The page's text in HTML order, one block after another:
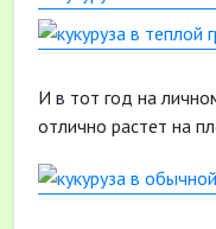
И в тот год на
отлично растет на